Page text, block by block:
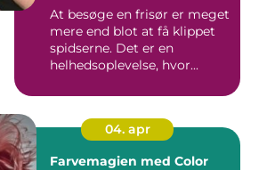
At besøge en frisør er meget
mere end blot at få klippet
spidserne. Det er en
helhedsoplevelse, hvor...
04. apr
Farvemagien med Color